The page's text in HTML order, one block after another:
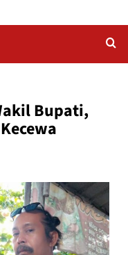
Bupati,